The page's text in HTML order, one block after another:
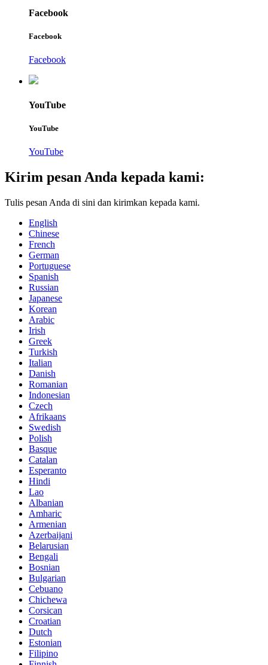
Facebook
Facebook
Facebook
YouTube
YouTube
YouTube
Kirim pesan Anda kepada kami:
Tulis pesan Anda di sini dan kirimkan kepada kami.
English
Chinese
French
German
Portuguese
Spanish
Russian
Japanese
Korean
Arabic
Irish
Greek
Turkish
Italian
Danish
Romanian
Indonesian
Czech
Afrikaans
Swedish
Polish
Basque
Catalan
Esperanto
Hindi
Lao
Albanian
Amharic
Armenian
Azerbaijani
Belarusian
Bengali
Bosnian
Bulgarian
Cebuano
Chichewa
Corsican
Croatian
Dutch
Estonian
Filipino